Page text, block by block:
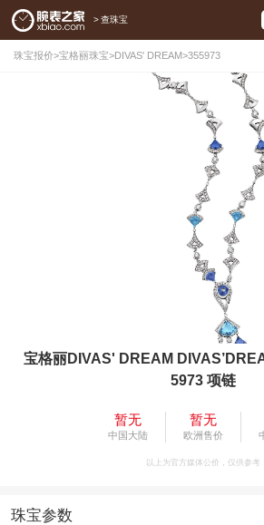
> 查珠宝
珠宝报价>宝格丽珠宝>DIVAS' DREAM>355973
宝格丽DIVAS' DREAM
5973 项链
暂无
中国大陆
暂无
欧洲售价
以上为官方媒体公价，仅供参考
珠宝参数